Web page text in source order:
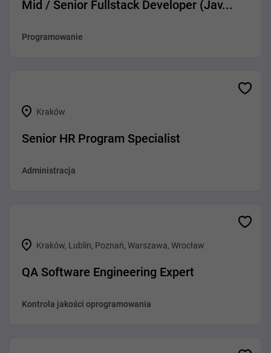
Mid / Senior Fullstack Developer (Jav...
Programowanie
Kraków
Senior HR Program Specialist
Administracja
Kraków, Lublin, Poznań, Warszawa, Wrocław
QA Software Engineering Expert
Kontrola jakości oprogramowania